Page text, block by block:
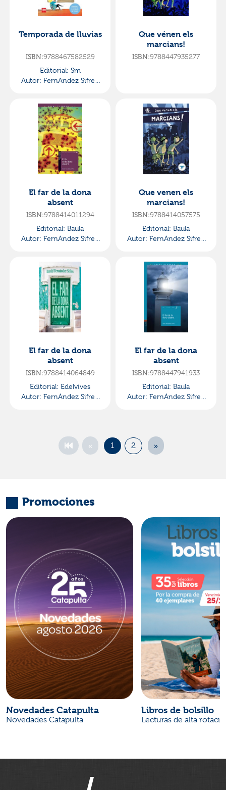
Temporada de lluvias
ISBN:9788467582529
Editorial: Sm
Autor: FernÁndez Sifres,
Que vénen els
marcians!
ISBN:9788447935277
El far de la dona
absent
ISBN:9788414011294
Editorial: Baula
Autor: FernÁndez Sifres,
Que venen els
marcians!
ISBN:9788414057575
Editorial: Baula
Autor: FernÁndez Sifres,
El far de la dona
absent
ISBN:9788414064849
Editorial: Edelvives
Autor: FernÁndez Sifres,
El far de la dona
absent
ISBN:9788447941933
Editorial: Baula
Autor: FernÁndez Sifres,
« 1 2 »
Promociones
Novedades Catapulta
Novedades Catapulta
Libros de bolsillo
Lecturas de alta